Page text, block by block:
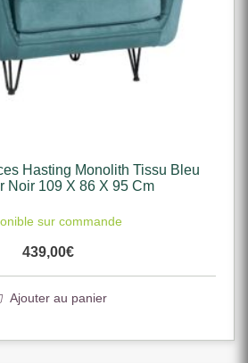
Hasting Monolith Tissu Bleu
Noir 109 X 86 X 95 Cm
sur commande
439,00€
Ajouter au panier